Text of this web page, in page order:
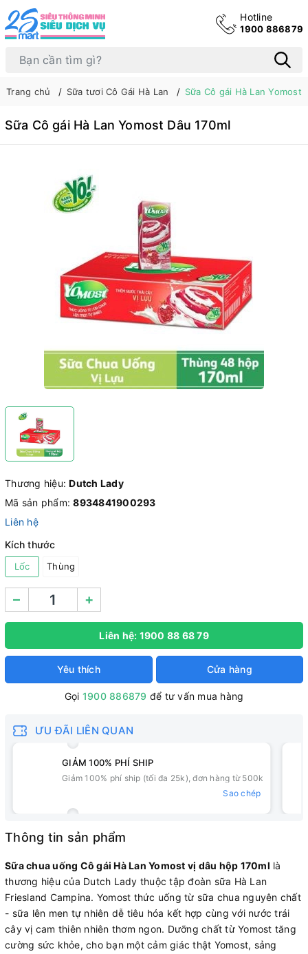
Hotline
1900 886879
Trang chủ Sữa tươi Cô Gái Hà Lan Sữa Cô gái Hà Lan Yomost
Sữa Cô gái Hà Lan Yomost Dâu 170ml
Thương hiệu:Dutch Lady
Mã sản phẩm:8934841900293
Liên hệ
Kích thước
Lốc Thùng
– +
Liên hệ: 1900 88 68 79
Yêu thích Cửa hàng
Gọi 1900 886879 để tư vấn mua hàng
ƯU ĐÃI LIÊN QUAN
GIẢM 100% PHÍ SHIP
Giảm 100% phí ship (tối đa 25k), đơn hàng từ 500k
Sao chép
Thông tin sản phẩm
Sữa chua uống Cô gái Hà Lan Yomost vị dâu hộp 170ml là
thương hiệu của Dutch Lady thuộc tập đoàn sữa Hà Lan
Friesland Campina. Yomost thức uống từ sữa chua nguyên chất
- sữa lên men tự nhiên dễ tiêu hóa kết hợp cùng với nước trái
cây vị cam thiên nhiên thơm ngon. Dưỡng chất từ Yomost tăng
cường sức khỏe, cho bạn một cảm giác thật Yomost, sảng